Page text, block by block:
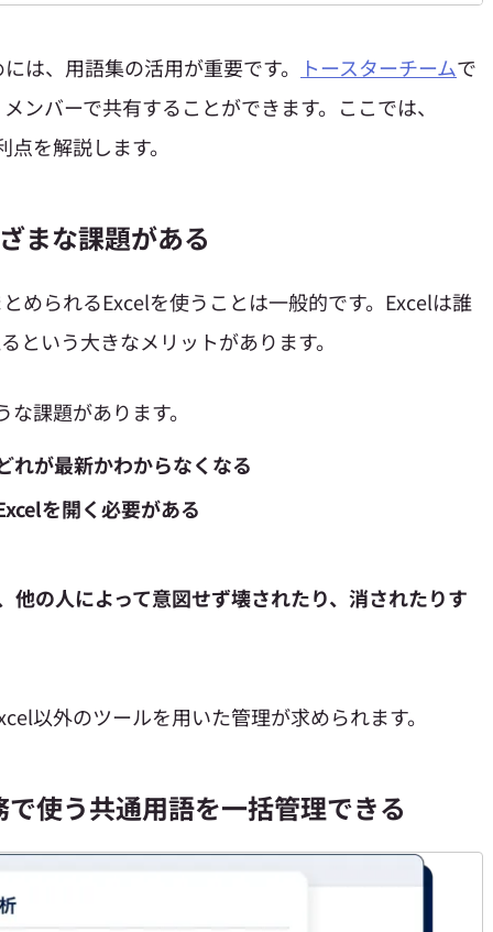
は、用語集の活用が重要です。 トースターチームで
ンバーで共有することができます。ここでは、
を解説します。
まな課題がある
められるExcelを使うことは一般的です。Excelは誰
という大きなメリットがあります。
課題があります。
れが最新かわからなくなる
を開く必要がある
他の人によって意図せず壊されたり、消されたりす
以外のツールを用いた管理が求められます。
使う共通用語を一括管理できる